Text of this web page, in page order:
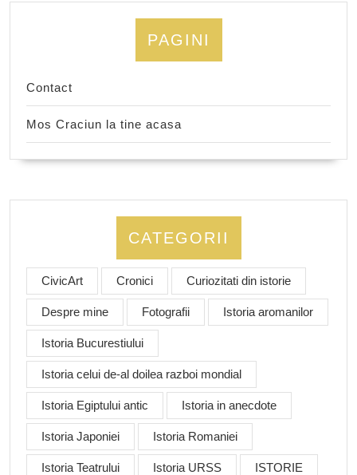
PAGINI
Contact
Mos Craciun la tine acasa
CATEGORII
CivicArt Cronici Curiozitati din istorie
Despre mine Fotografii Istoria aromanilor
Istoria Bucurestiului
Istoria celui de-al doilea razboi mondial
Istoria Egiptului antic Istoria in anecdote
Istoria Japoniei Istoria Romaniei
Istoria Teatrului Istoria URSS ISTORIE